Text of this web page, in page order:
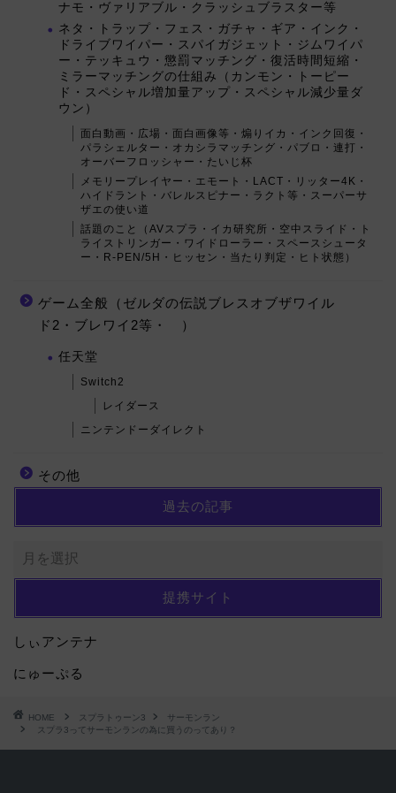
ナモ・ヴァリアブル・クラッシュブラスター等
ネタ・トラップ・フェス・ガチャ・ギア・インク・
ドライブワイパー・スパイガジェット・ジムワイパ
ー・テッキュウ・懲罰マッチング・復活時間短縮・
ミラーマッチングの仕組み（カンモン・トーピー
ド・スペシャル増加量アップ・スペシャル減少量ダ
ウン）
面白動画・広場・面白画像等・煽りイカ・インク回復・
パラシェルター・オカシラマッチング・パブロ・連打・
オーバーフロッシャー・たいじ杯
メモリープレイヤー・エモート・LACT・リッター4K・
ハイドラント・バレルスピナー・ラクト等・スーパーサ
ザエの使い道
話題のこと（AVスプラ・イカ研究所・空中スライド・ト
ライストリンガー・ワイドローラー・スペースシュータ
ー・R-PEN/5H・ヒッセン・当たり判定・ヒト状態）
ゲーム全般（ゼルダの伝説ブレスオブザワイル
ド2・ブレワイ2等・ ）
任天堂
Switch2
レイダース
ニンテンドーダイレクト
その他
過去の記事
提携サイト
しぃアンテナ
にゅーぷる
HOME スプラトゥーン3
サーモンラン
スプラ3ってサーモンランの為に買うのってあり？